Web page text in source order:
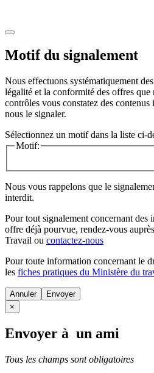
Motif du signalement
Nous effectuons systématiquement
légalité et la conformité des offres
contrôles vous constatez des
nous le signaler.
Sélectionnez un motif dans la liste ci-
Motif:
Nous vous rappelons que le
interdit.
Pour tout signalement concernant des
offre déjà pourvue, rendez-vous
Travail ou contactez-nous
Pour toute information concernant le
les fiches pratiques du Ministère du
Annuler
×
Envoyer à un ami
Tous les champs sont obligatoires